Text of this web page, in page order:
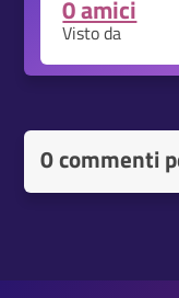
0 amici
Visto da
0 commenti